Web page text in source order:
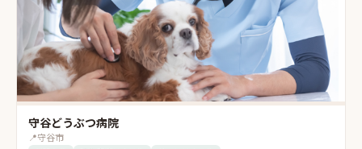
守谷どうぶつ病院
📍守谷市